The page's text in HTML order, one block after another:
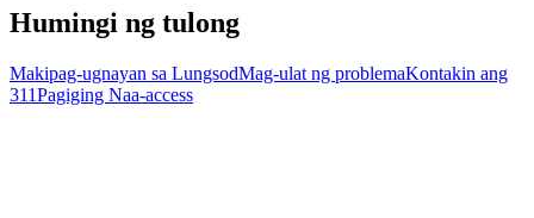
Humingi ng tulong
Makipag-ugnayan sa LungsodMag-ulat ng problemaKontakin ang
311Pagiging Naa-access